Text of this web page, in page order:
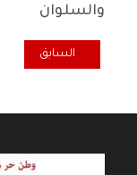
والسلوان
المقال السابق:
السابق